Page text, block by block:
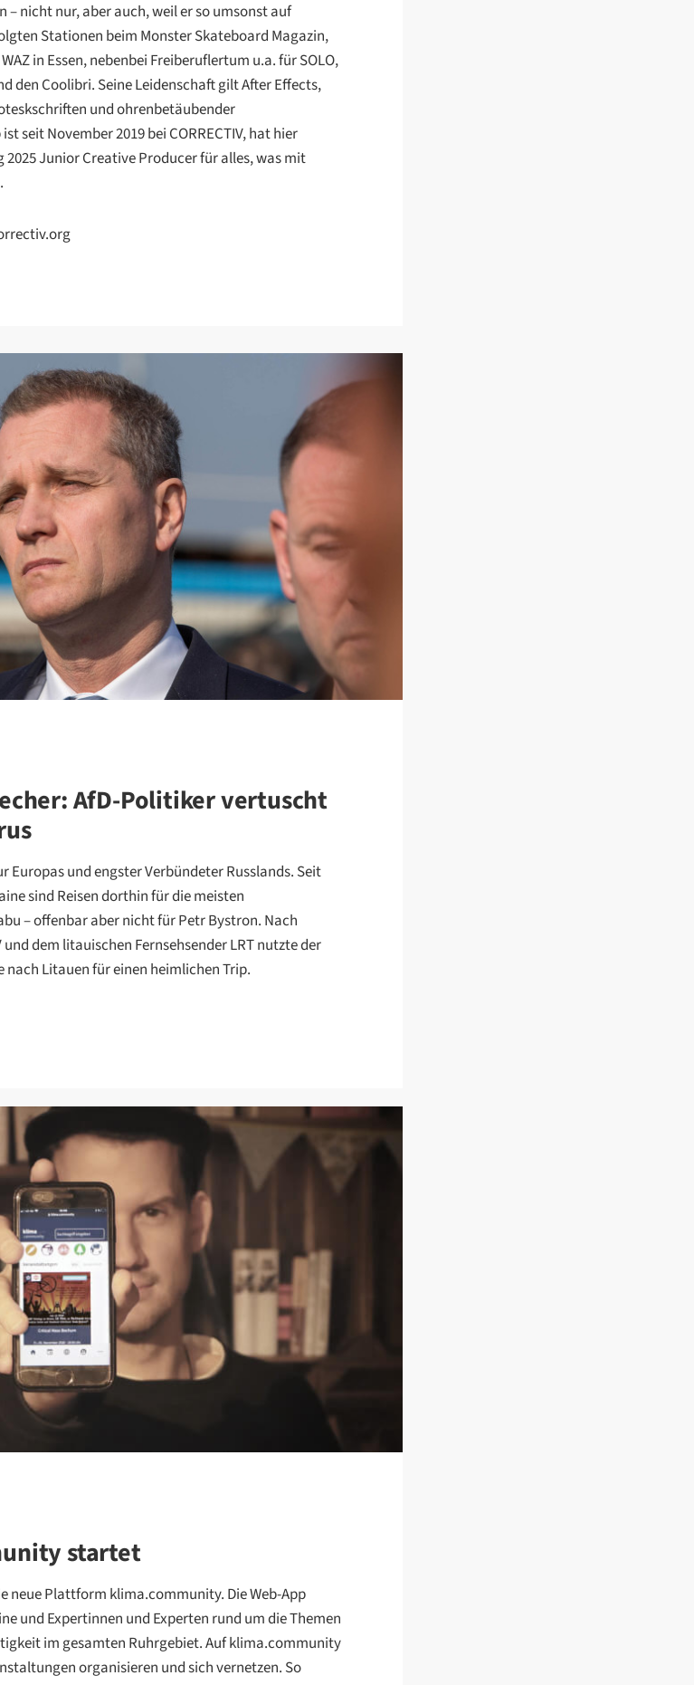
nicht nur, aber auch, weil er so umsonst auf
Stationen beim Monster Skateboard Magazin,
in Essen, nebenbei Freiberuflertum u.a. für SOLO,
den Coolibri. Seine Leidenschaft gilt After Effects,
und ohrenbetäubender
seit November 2019 bei CORRECTIV, hat hier
Junior Creative Producer für alles, was mit
AfD-Politiker vertuscht
Europas und engster Verbündeter Russlands. Seit
sind Reisen dorthin für die meisten
– offenbar aber nicht für Petr Bystron. Nach
und dem litauischen Fernsehsender LRT nutzte der
nach Litauen für einen heimlichen Trip.
startet
neue Plattform klima.community. Die Web-App
und Expertinnen und Experten rund um die Themen
im gesamten Ruhrgebiet. Auf klima.community
organisieren und sich vernetzen. So